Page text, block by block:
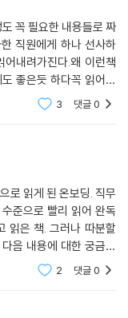
질 수 있다. 조급해하
이 나를 싫어한다는 생
다. 관계와 업무를 분리
없다. 앞으로 이유 없이
과 에너지를 소모하
하는 것이 행복한 직장
기존에 하던 일과는 다
새로운 환경에서 다
지만 이 시간은 아주
배치받았을 때 ‘어려운
분해 내가 해야 할 일과
될 업무에 대해서는 ‘거
사에 온 줄 아나?’라는
한 일을 할 수 있는 자원
시하고 있다. Part 1.
꼭 필요한 내용들로 짜
직원에게 하나 선사하
내려가진다.왜 이런책
좋은듯 하다꼭 읽어보
심치 않는다3 댓글0
읽게 된 온보딩. 직무
준으로 빨리 읽어 완독
나 따분할
음 내용에 대한 궁금증
2 댓글0